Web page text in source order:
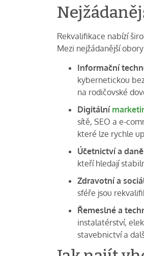
Rekvalifikace nabízí
Mezi nejžádanější
Informační
kybernetickou
na rodičovské
Digitální
sítě, SEO a e-
které lze rychle
Účetnictví a daně
kteří hledají
Zdravotní a
sféře jsou
Řemeslné a
instalatérství,
stavebnictví a